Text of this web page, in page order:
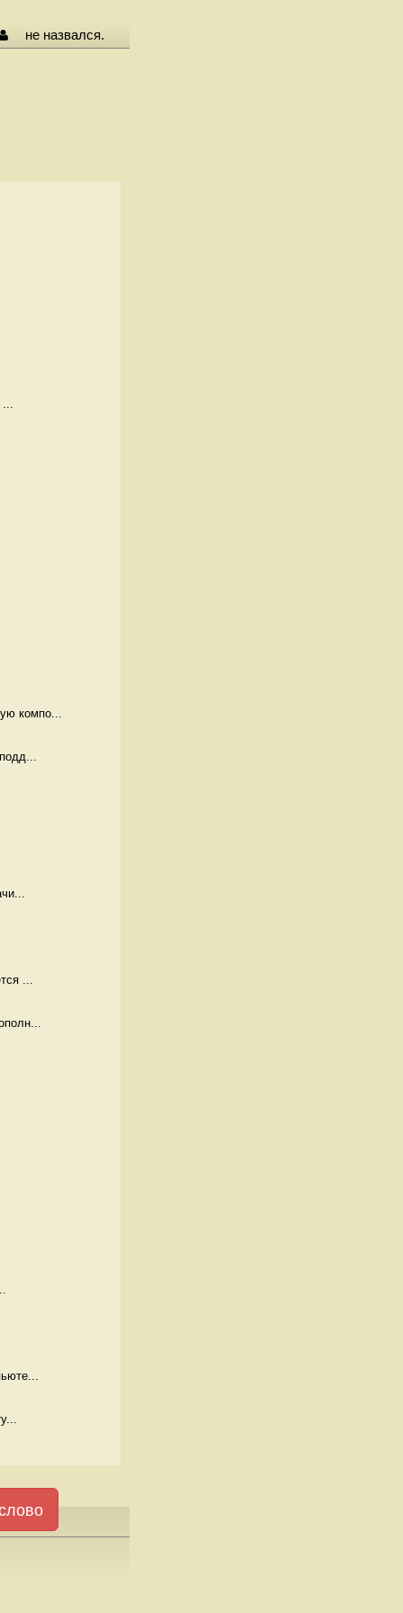
не назвался.
компо...
...